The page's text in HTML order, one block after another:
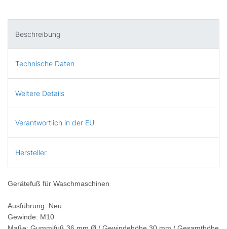
Beschreibung
Technische Daten
Weitere Details
Verantwortlich in der EU
Hersteller
Gerätefuß für Waschmaschinen
Ausführung: Neu
Gewinde: M10